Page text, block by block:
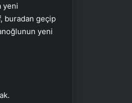
yeni
buradan geçip
yeni